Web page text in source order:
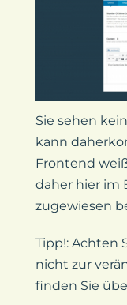
Sie sehen
kann
Frontend
daher hier im
zugewiesen
Tipp!: Achten
nicht zur
finden Sie